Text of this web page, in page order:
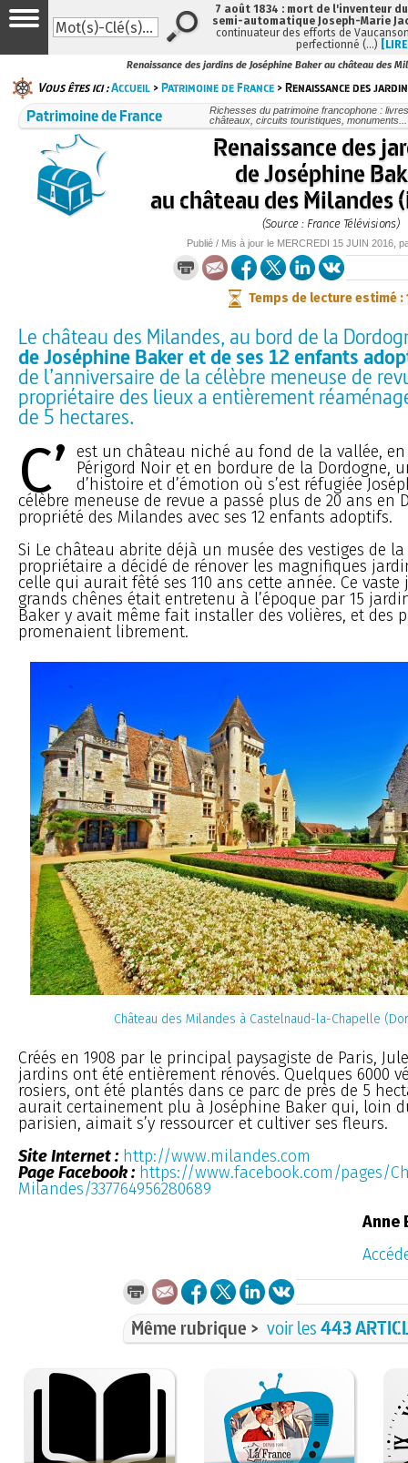
Renaissance des jardins de Joséphine Baker au château des
Vous êtes ici :Accueil >Patrimoine de France > Renaissance des
Patrimoine de France
Richesses du patrimoine francophone :
châteaux, circuits touristiques, monuments...
Renaissance des
de Joséphine
au château des Milandes
(Source : France Télévisions)
Publié / Mis à jour le MERCREDI 15 JUIN 2016,
Temps de lecture estimé :
Le château des Milandes, au bord de la
de Joséphine Baker et de ses 12 enfants
de l’anniversaire de la célèbre meneuse de
propriétaire des lieux a entièrement
de 5 hectares.
C’ est un château niché au fond de la vallée,
Périgord Noir et en bordure de la Dordogne,
d’histoire et d’émotion où s’est réfugiée
célèbre meneuse de revue a passé plus de 20 ans en
propriété des Milandes avec ses 12 enfants adoptifs.
Si Le château abrite déjà un musée des vestiges de
propriétaire a décidé de rénover les magnifiques
celle qui aurait fêté ses 110 ans cette année. Ce
grands chênes était entretenu à l’époque par 15
Baker y avait même fait installer des volières, et des
promenaient librement.
Château des Milandes à Castelnaud-la-Chapelle
Créés en 1908 par le principal paysagiste de Paris,
jardins ont été entièrement rénovés. Quelques 6000
rosiers, ont été plantés dans ce parc de près de 5
aurait certainement plu à Joséphine Baker qui, loin
parisien, aimait s’y ressourcer et cultiver ses fleurs.
Site Internet : http://www.milandes.com
Page Facebook : https://www.facebook.com/pages/
Milandes/337764956280689
Anne
Même rubrique > voir les443
7 août 1834 : mort de l'inventeur
semi-automatique Joseph-Marie
continuateur des efforts de
perfectionné (…)